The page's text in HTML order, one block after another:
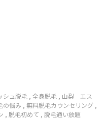
シュ脱毛 ,全身脱毛 , 山梨 エス
の悩み ,無料脱毛カウンセリング ,
,脱毛初めて ,脱毛通い放題